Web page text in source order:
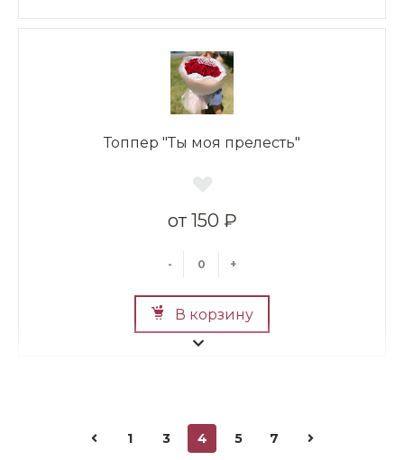
Топпер "Ты моя прелесть"
150 ₽
- +
В корзину
1 3 4 5 7